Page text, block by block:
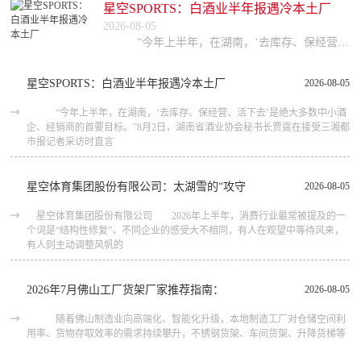
星空SPORTS：白酒业半年报遇冷本土厂
2026-08-05
2026-08-05
星空SPORTS：白酒业半年报遇冷本土厂
“今年上半年，在湖南，‘去库存、保经营、活下去’是绝大多数中小酒
企、经销商的首要目标。”8月2日，湖南省酒业协会秘书长贾霆在接受三湘都
市报记者采访时直言
2026-08-05
星空体育集团股份有限公司：太湖雪的“攻守
星空体育集团股份有限公司 2026年上半年，消费行业最常被提及的一
个词是“结构性修复”，不同企业的感受大不相同，有人在观望中等待风来，
有人则主动调整风帆的
2026-08-05
2026年7月佛山工厂货架厂家推荐指南：
随着佛山制造业向高端化、智能化升级，本地制造工厂对仓储空间利
用率、货物存取效率的需求持续攀升，不锈钢货架、车间货架、升降货梯等